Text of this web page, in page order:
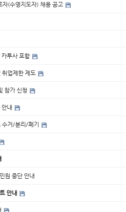
자(수영지도자) 채용 공고
투사 포함
취업제한 제도
참가 신청
내
수거/분리/폐기
원 중단 안내
안내